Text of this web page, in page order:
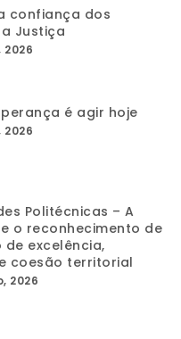
confiança dos
Justiça
2026
é agir hoje
2026
Politécnicas – A
o reconhecimento de
de excelência,
coesão territorial
2026